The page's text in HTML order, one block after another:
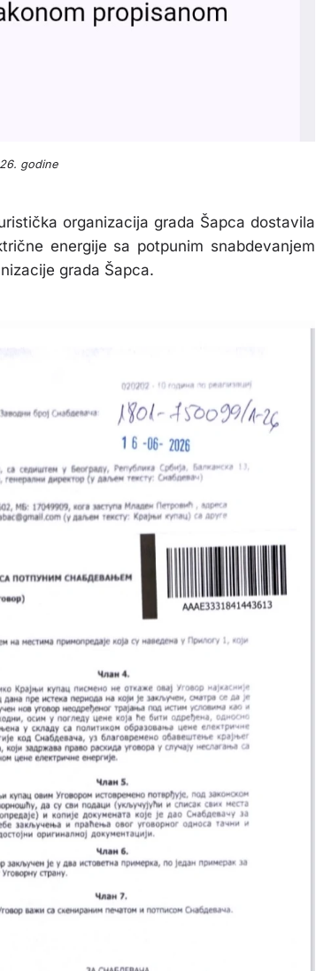
godine
organizacija grada Šapca dostavila
energije sa potpunim snabdevanjem
grada Šapca.